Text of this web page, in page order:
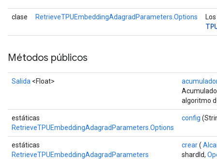
clase RetrieveTPUEmbeddingAdagradParameters.Options
Métodos públicos
Salida <Float>
algoritmo
estáticas
RetrieveTPUEmbeddingAdagradParameters.Options
config
estáticas
RetrieveTPUEmbeddingAdagradParameters
crear(
shardId,